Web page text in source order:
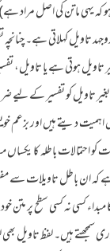
کہ یہی ماتن کی اصل مراد
تاویل کہلاتی ہے۔ چنانچہ
ہوتی ہے یا تاویل،
تاویل کو تفسیر کے لیے
اہمیت دیتے ہیں اور بزعم
احتمالات باطلہ کا
کہ ان باطل تاویلات سے
کسی نہ کسی سطح پر متن
ہیں۔ لفظ تاویل بھی